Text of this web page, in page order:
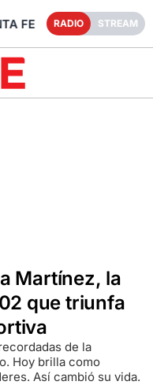
FE RADIO STREAM
Martínez, la
que triunfa
de la
Hoy brilla como
Así cambió su vida.